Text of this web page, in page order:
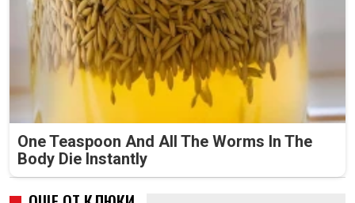
One Teaspoon And All The Worms In The
Body Die Instantly